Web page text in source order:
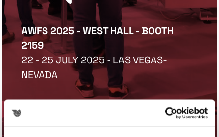
AWFS 2025 - WEST HALL - BOOTH
2159
22 - 25 JULY 2025 - LAS VEGAS-
NEVADA